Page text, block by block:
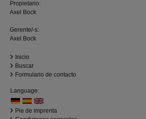
Propietario:
Axel Bock
Gerente/-s:
Axel Bock
Inicio
Buscar
Formulario de contacto
Language:
Pie de imprenta